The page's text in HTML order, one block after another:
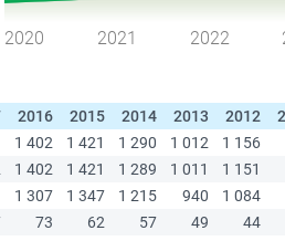
2020 2021 2022
2016 2015 2014 2013 2012